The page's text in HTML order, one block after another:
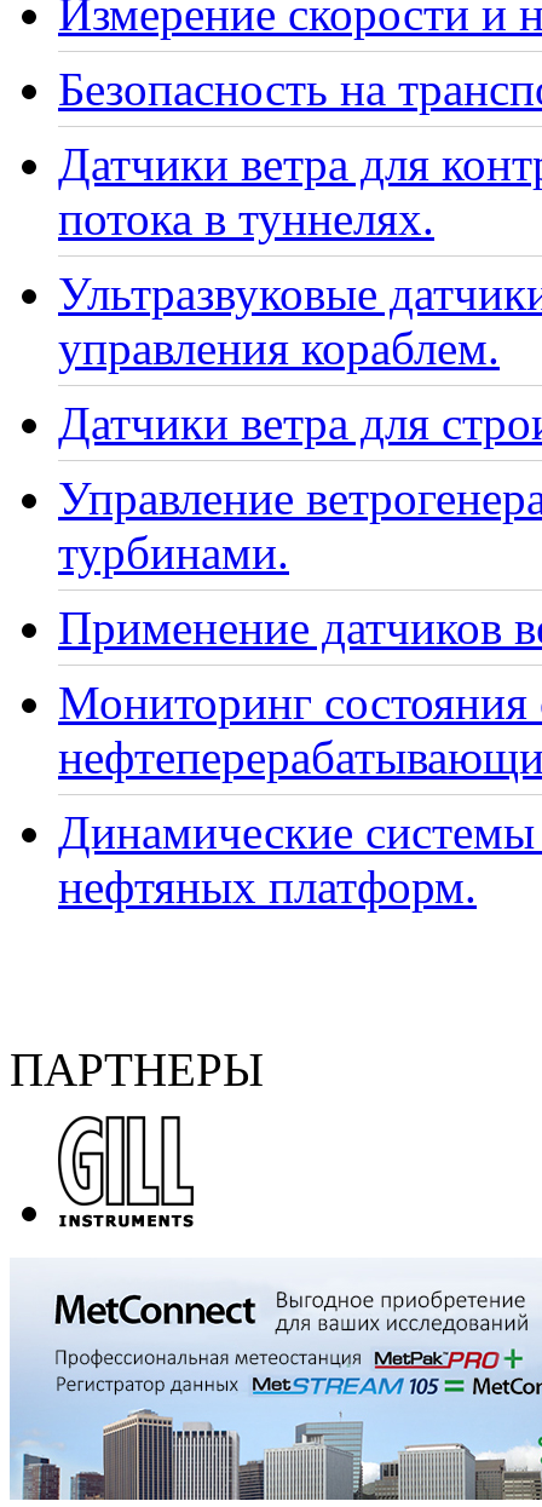
Измерение скорости и
Безопасность на
Датчики ветра для
потока в туннелях.
Ультразвуковые
управления кораблем.
Датчики ветра для
Управление
турбинами.
Применение датчиков
Мониторинг
Динамические
нефтяных платформ.
ПАРТНЕРЫ